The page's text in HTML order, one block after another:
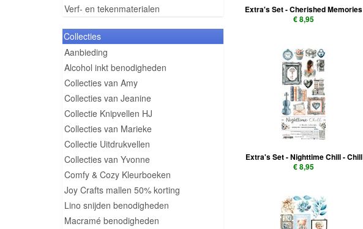
Verf- en tekenmaterialen
Collecties
Aanbieding
Alcohol inkt benodigheden
Collecties van Amy
Collecties van Jeanine
Collectie Knipvellen HJ
Collecties van Marieke
Collectie Uitdrukvellen
Collecties van Yvonne
Comfy & Cozy Kleurboeken
Joy Crafts mallen 50% korting
Lino snijden benodigheden
Macramé benodigheden
Extra's Set - Cherished Memories
€ 8,95
Extra's Set - Nighttime Chill - Chill
€ 8,95